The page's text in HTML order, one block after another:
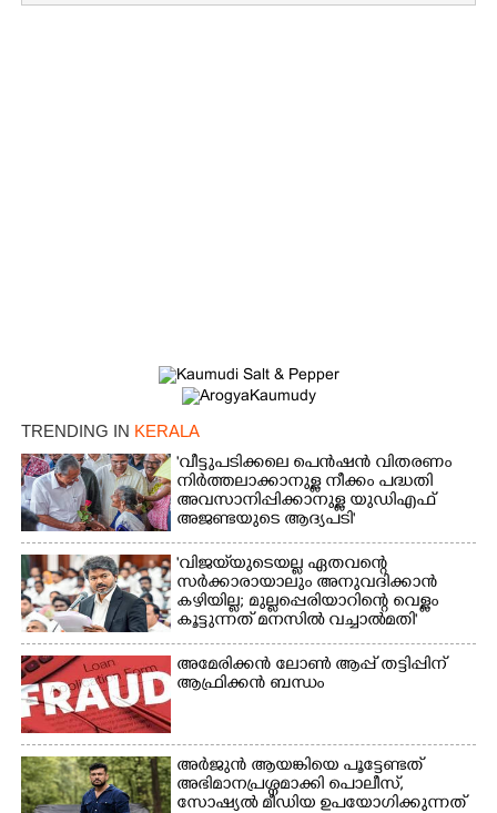
TRENDING IN KERALA
'വീട്ടുപടിക്കലെ പെൻഷൻ വിതരണം
നിർത്തലാക്കാനുള്ള നീക്കം പദ്ധതി
അവസാനിപ്പിക്കാനുള്ള യുഡിഎഫ്
അജണ്ടയുടെ ആദ്യപടി'
'വിജയ്‌യുടെയല്ല ഏതവന്റെ
സർക്കാരായാലും അനുവദിക്കാൻ
കഴിയില്ല; മുല്ലപ്പെരിയാറിന്റെ വെള്ളം
കൂട്ടുന്നത് മനസിൽ വച്ചാൽമതി'
അമേരിക്കൻ ലോൺ ആപ്പ് തട്ടിപ്പിന്
ആഫ്രിക്കൻ ബന്ധം
അർജുൻ ആയങ്കിയെ പൂട്ടേണ്ടത്
അഭിമാനപ്രശ്നമാക്കി പൊലീസ്,
സാേഷ്യൽ മീഡിയ ഉപയോഗിക്കുന്നത്